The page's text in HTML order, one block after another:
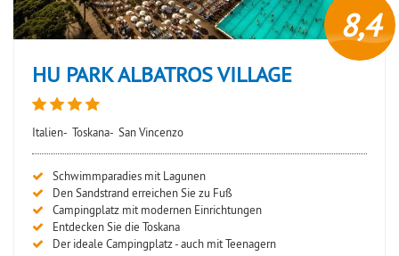
8,4
HU PARK ALBATROS VILLAGE
Italien- Toskana- San Vincenzo
Schwimmparadies mit Lagunen
Den Sandstrand erreichen Sie zu Fuß
Campingplatz mit modernen Einrichtungen
Entdecken Sie die Toskana
Der ideale Campingplatz - auch mit Teenagern